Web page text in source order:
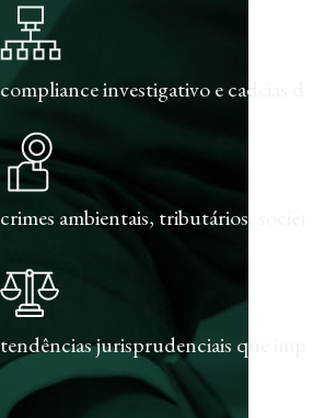
compliance investigativo e cadeias
crimes ambientais, tributários,
tendências jurisprudenciais que